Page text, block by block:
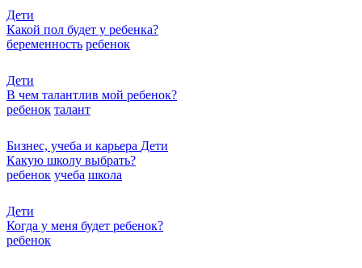
Дети
Какой пол будет у ребенка?
беременность ребенок
Дети
В чем талантлив мой ребенок?
ребенок талант
Бизнес, учеба и карьера Дети
Какую школу выбрать?
ребенок учеба школа
Дети
Когда у меня будет ребенок?
ребенок